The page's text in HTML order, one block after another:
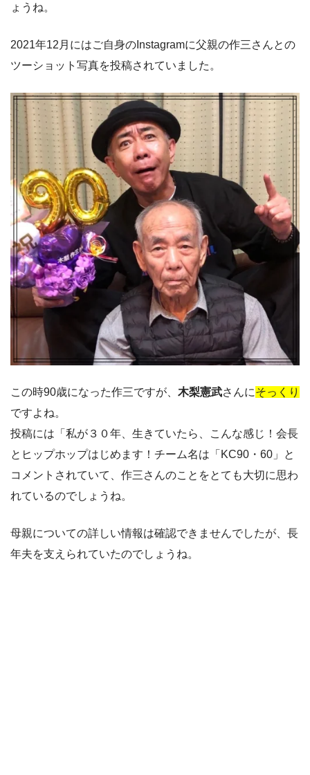
ょうね。
2021年12月にはご自身のInstagramに父親の作三さんとの
ツーショット写真を投稿されていました。
この時90歳になった作三ですが、 木梨憲武さんにそっくり
ですよね。
投稿には「私が３０年、生きていたら、こんな感じ！会長
とヒップホップはじめます！チーム名は「KC90・60」と
コメントされていて、作三さんのことをとても大切に思わ
れているのでしょうね。
母親についての詳しい情報は確認できませんでしたが、長
年夫を支えられていたのでしょうね。